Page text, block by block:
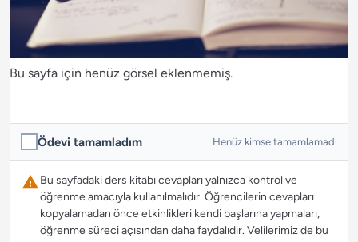
Bu sayfa için henüz görsel eklenmemiş.
Ödevi tamamladım Henüz kimse tamamlamadı
Bu sayfadaki ders kitabı cevapları yalnızca kontrol ve
öğrenme amacıyla kullanılmalıdır. Öğrencilerin cevapları
kopyalamadan önce etkinlikleri kendi başlarına yapmaları,
öğrenme süreci açısından daha faydalıdır. Velilerimiz de bu